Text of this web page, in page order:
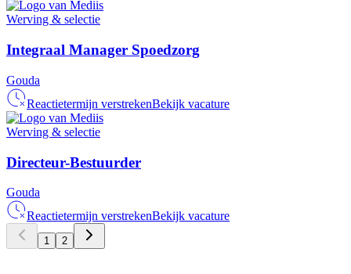
Werving & selectie
Integraal Manager Spoedzorg
Gouda
Reactietermijn verstrekenBekijk vacature
Werving & selectie
Directeur-Bestuurder
Gouda
Reactietermijn verstrekenBekijk vacature
1 2